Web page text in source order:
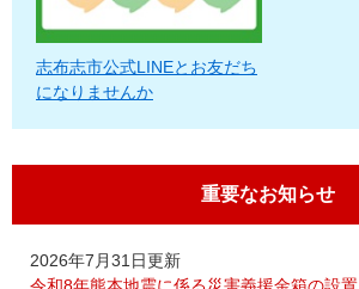
志布志市公式LINEとお友だち
になりませんか
重要なお知らせ
2026年7月31日更新